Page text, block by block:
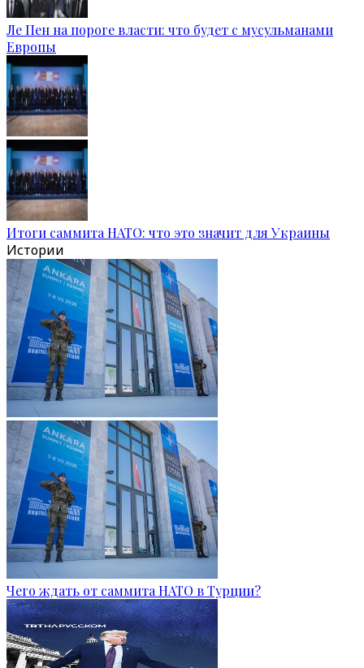
Ле Пен на пороге власти: что будет с мусульманами
Европы
Итоги саммита НАТО: что это значит для Украины
Истории
Чего ждать от саммита НАТО в Турции?